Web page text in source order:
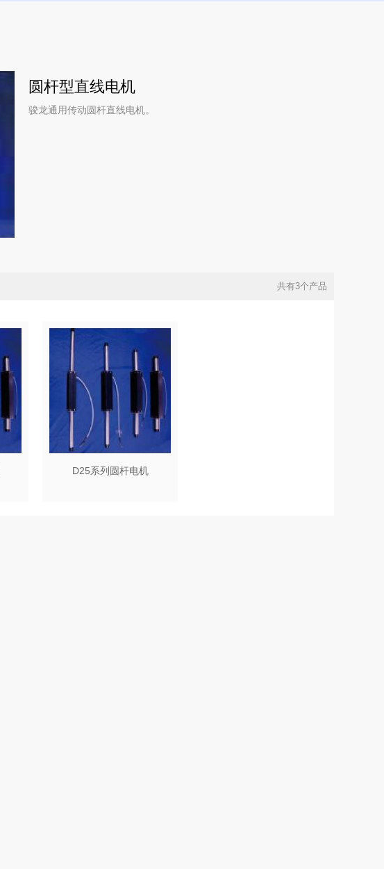
圆杆型直线电机
骏龙通用传动圆杆直线电机。
共有3个产品
D25系列圆杆电机